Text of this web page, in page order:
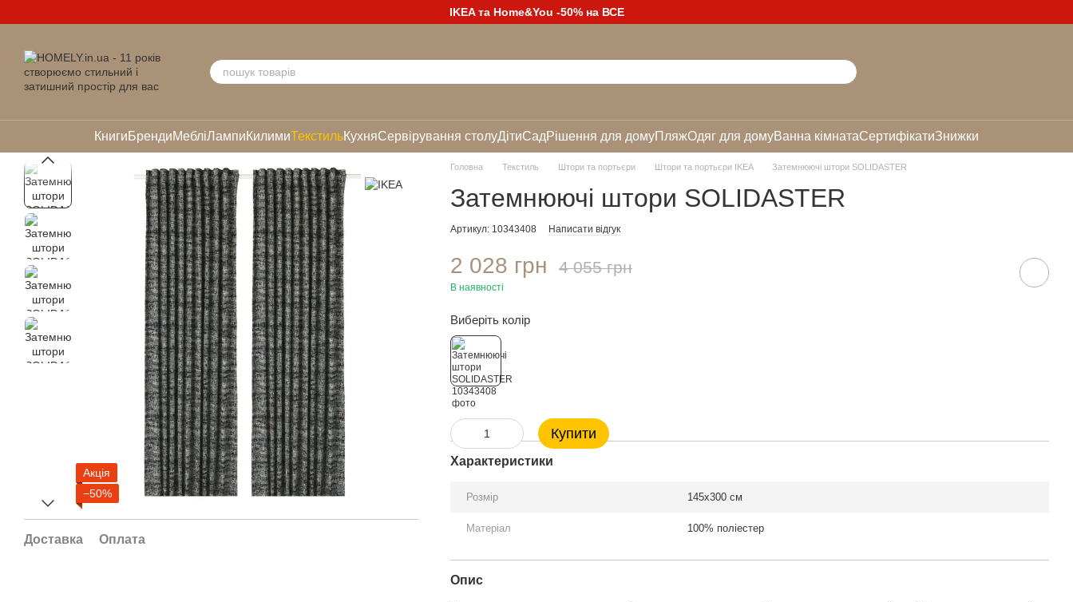
IKEA та Home&You -50% на ВСЕ
КнигиБрендиМебліЛампиКилимиТекстильКухняСервірування столуДітиСадРішення для домуПляжОдяг для домуВанна кімнатаСертифікатиЗнижки
Акція
−50%
Доставка Оплата
Головна Текстиль Штори та портьєри Штори та портьєри IKEA Затемнюючі штори SOLIDASTER
Затемнюючі штори SOLIDASTER
Артикул: 10343408 Написати відгук
2 028 грн 4 055 грн
В наявності
Виберіть колір
Купити
Характеристики
Розмір 145x300 см
Матеріал 100% поліестер
Опис